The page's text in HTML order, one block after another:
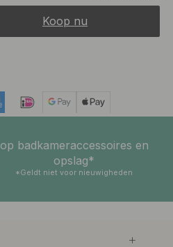
Koop nu
op badkameraccessoires en
opslag*
*Geldt niet voor nieuwigheden